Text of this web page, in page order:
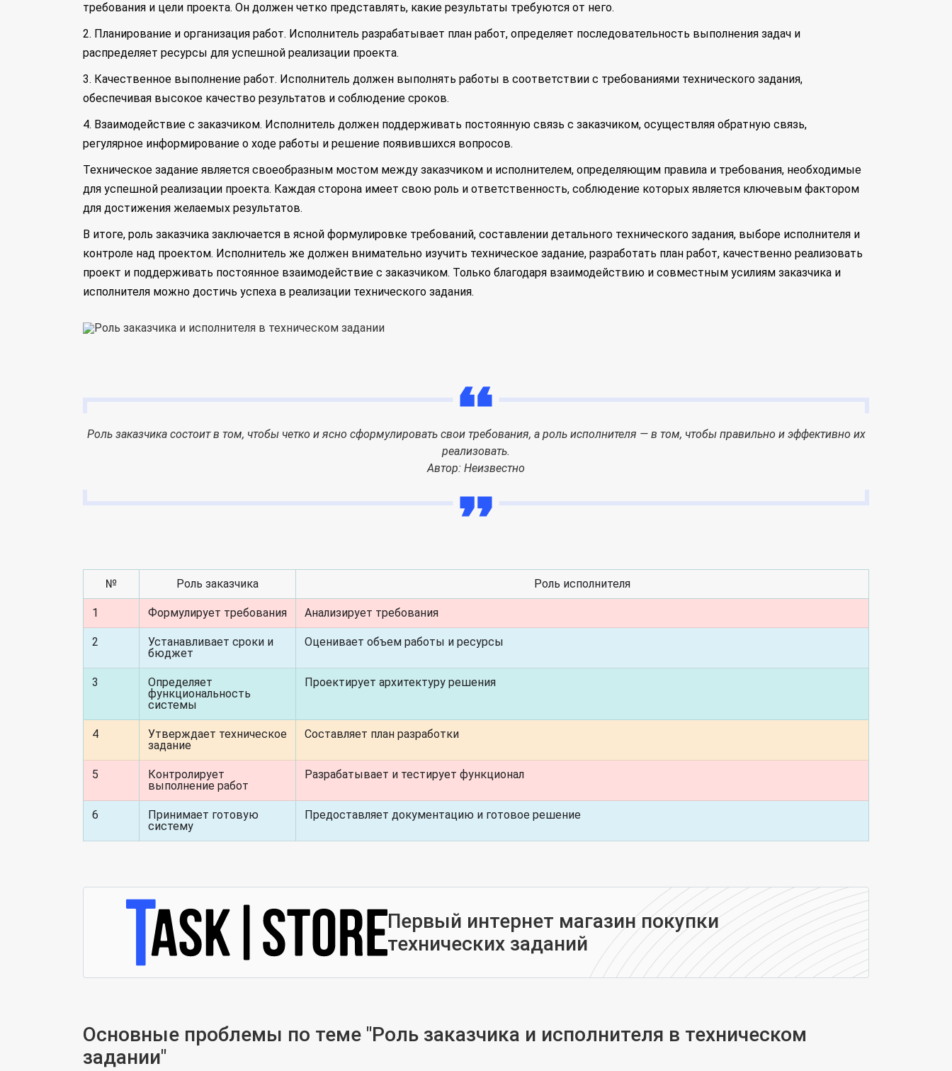
требования и цели проекта. Он должен четко представлять, какие результаты требуются от него.
2. Планирование и организация работ. Исполнитель разрабатывает план работ, определяет последовательность выполнения задач и
распределяет ресурсы для успешной реализации проекта.
3. Качественное выполнение работ. Исполнитель должен выполнять работы в соответствии с требованиями технического задания,
обеспечивая высокое качество результатов и соблюдение сроков.
4. Взаимодействие с заказчиком. Исполнитель должен поддерживать постоянную связь с заказчиком, осуществляя обратную связь,
регулярное информирование о ходе работы и решение появившихся вопросов.
Техническое задание является своеобразным мостом между заказчиком и исполнителем, определяющим правила и требования, необходимые
для успешной реализации проекта. Каждая сторона имеет свою роль и ответственность, соблюдение которых является ключевым фактором
для достижения желаемых результатов.
В итоге, роль заказчика заключается в ясной формулировке требований, составлении детального технического задания, выборе исполнителя и
контроле над проектом. Исполнитель же должен внимательно изучить техническое задание, разработать план работ, качественно реализовать
проект и поддерживать постоянное взаимодействие с заказчиком. Только благодаря взаимодействию и совместным усилиям заказчика и
исполнителя можно достичь успеха в реализации технического задания.
Роль заказчика состоит в том, чтобы четко и ясно сформулировать свои требования, а роль исполнителя — в том, чтобы правильно и эффективно их
реализовать.
Автор: Неизвестно
№ Роль заказчика Роль исполнителя
1 Формулирует требования Анализирует требования
2
Устанавливает сроки и
бюджет
Оценивает объем работы и ресурсы
3
Определяет
функциональность
системы
Проектирует архитектуру решения
4
Утверждает техническое
задание
Составляет план разработки
5
Контролирует
выполнение работ
Разрабатывает и тестирует функционал
6
Принимает готовую
систему
Предоставляет документацию и готовое решение
Первый интернет магазин покупки
технических заданий
Основные проблемы по теме "Роль заказчика и исполнителя в техническом
задании"